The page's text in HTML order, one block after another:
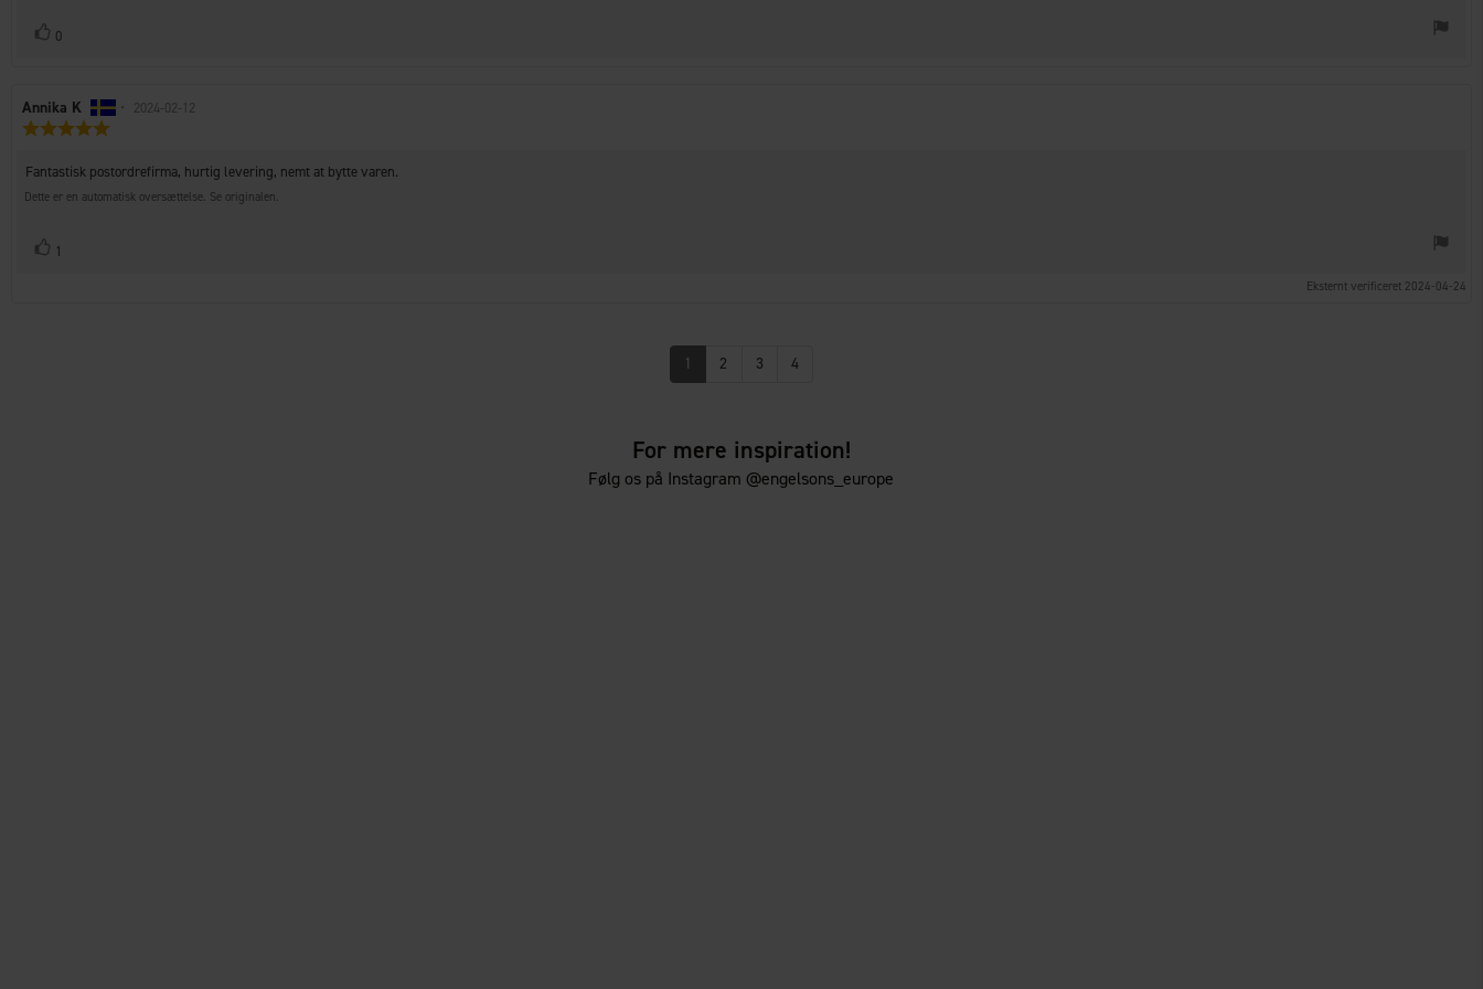
Stem
0
Forfatter
af
Annika K • Bedømmelsesdato:
2024-02-12
af
5
Tekst
til
Fantastisk postordrefirma, hurtig levering, nemt at bytte varen.
Dette er en automatisk oversættelse. Se originalen.
Stem1
Eksternt verificeret 2024-04-24
1 2 3 4
For mere inspiration!
Følg os på Instagram @engelsons_europe